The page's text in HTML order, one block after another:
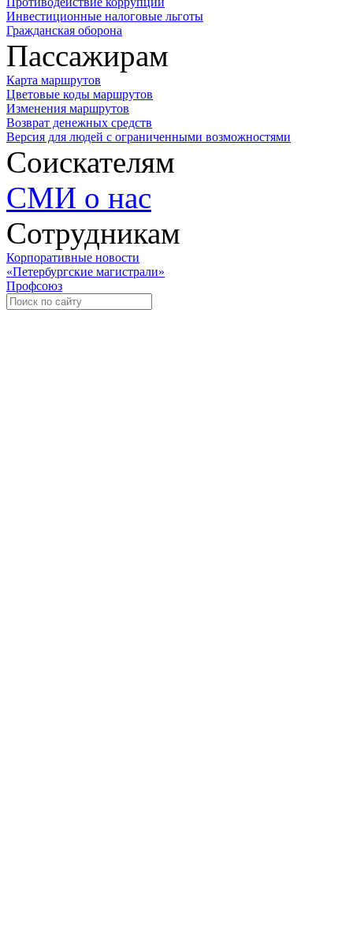
Инвестиционные налоговые льготы
Гражданская оборона
Пассажирам
Карта маршрутов
Цветовые коды маршрутов
Изменения маршрутов
Возврат денежных средств
Версия для людей с ограниченными возможностями
Соискателям
СМИ о нас
Сотрудникам
Корпоративные новости
«Петербургские магистрали»
Профсоюз